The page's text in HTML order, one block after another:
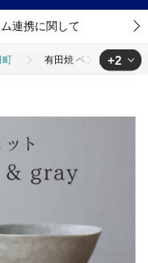
連携に関して
町 有田焼 ペア茶碗セット
+2